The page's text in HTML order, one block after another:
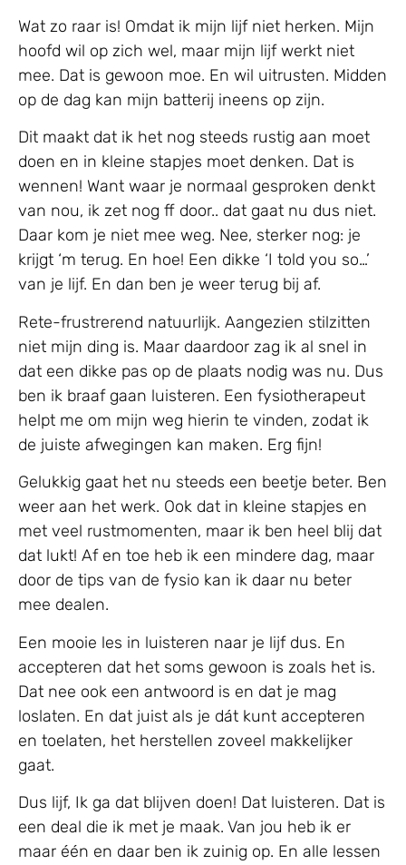
Wat zo raar is! Omdat ik mijn lijf niet herken. Mijn
hoofd wil op zich wel, maar mijn lijf werkt niet
mee. Dat is gewoon moe. En wil uitrusten. Midden
op de dag kan mijn batterij ineens op zijn.
Dit maakt dat ik het nog steeds rustig aan moet
doen en in kleine stapjes moet denken. Dat is
wennen! Want waar je normaal gesproken denkt
van nou, ik zet nog ff door.. dat gaat nu dus niet.
Daar kom je niet mee weg. Nee, sterker nog: je
krijgt ‘m terug. En hoe! Een dikke ‘I told you so…’
van je lijf. En dan ben je weer terug bij af.
Rete-frustrerend natuurlijk. Aangezien stilzitten
niet mijn ding is. Maar daardoor zag ik al snel in
dat een dikke pas op de plaats nodig was nu. Dus
ben ik braaf gaan luisteren. Een fysiotherapeut
helpt me om mijn weg hierin te vinden, zodat ik
de juiste afwegingen kan maken. Erg fijn!
Gelukkig gaat het nu steeds een beetje beter. Ben
weer aan het werk. Ook dat in kleine stapjes en
met veel rustmomenten, maar ik ben heel blij dat
dat lukt! Af en toe heb ik een mindere dag, maar
door de tips van de fysio kan ik daar nu beter
mee dealen.
Een mooie les in luisteren naar je lijf dus. En
accepteren dat het soms gewoon is zoals het is.
Dat nee ook een antwoord is en dat je mag
loslaten. En dat juist als je dát kunt accepteren
en toelaten, het herstellen zoveel makkelijker
gaat.
Dus lijf, Ik ga dat blijven doen! Dat luisteren. Dat is
een deal die ik met je maak. Van jou heb ik er
maar één en daar ben ik zuinig op. En alle lessen